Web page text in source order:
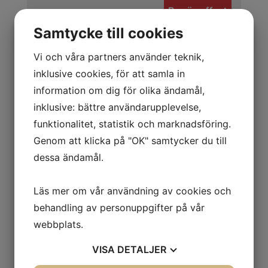
förståelse för plåtbockning behövs.
Om du är intresserad av att förbättra din verkstads
kapacitet med en manuell kantvik, tveka inte att
kontakta oss. Våra experter hjälper dig att hitta
rätt maskin för dina specifika behov och svarar på
alla dina frågor.
Uppgradera din verkstad med en manuell
precis plåtbockning!
Begär offert
Stabil kantmaskin, lämplig för alla arbeten i tunnplåt
Samtycke till cookies
Vi och våra partners använder teknik,
inklusive cookies, för att samla in
information om dig för olika ändamål,
inklusive: bättre användarupplevelse,
funktionalitet, statistik och marknadsföring.
Genom att klicka på "OK" samtycker du till
dessa ändamål.
Läs mer om vår användning av cookies och
behandling av personuppgifter på vår
webbplats.
VISA DETALJER